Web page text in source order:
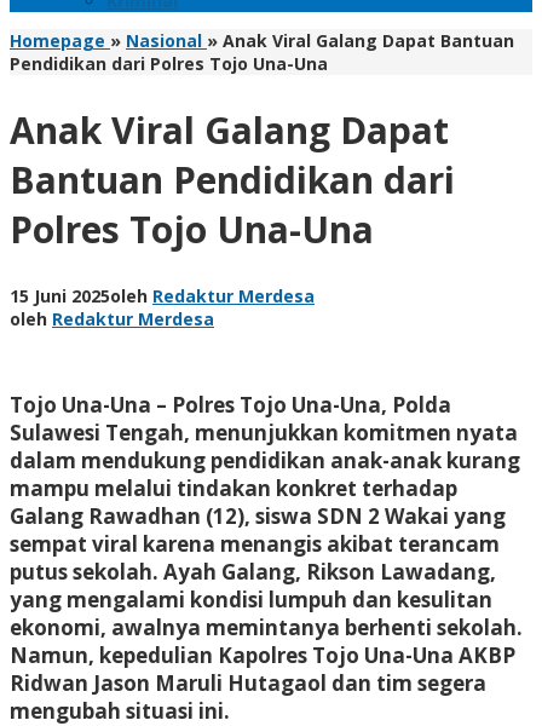
Homepage » Nasional » Anak Viral Galang Dapat Bantuan
Pendidikan dari Polres Tojo Una-Una
Anak Viral Galang Dapat
Bantuan Pendidikan dari
Polres Tojo Una-Una
15 Juni 2025oleh Redaktur Merdesa
oleh Redaktur Merdesa
Tojo Una-Una – Polres Tojo Una-Una, Polda
Sulawesi Tengah, menunjukkan komitmen nyata
dalam mendukung pendidikan anak-anak kurang
mampu melalui tindakan konkret terhadap
Galang Rawadhan (12), siswa SDN 2 Wakai yang
sempat viral karena menangis akibat terancam
putus sekolah. Ayah Galang, Rikson Lawadang,
yang mengalami kondisi lumpuh dan kesulitan
ekonomi, awalnya memintanya berhenti sekolah.
Namun, kepedulian Kapolres Tojo Una-Una AKBP
Ridwan Jason Maruli Hutagaol dan tim segera
mengubah situasi ini.